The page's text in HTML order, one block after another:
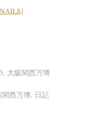
, 大阪関西万博
関西万博, 日記